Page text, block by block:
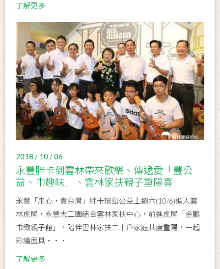
了解更多
2018 / 10 / 06
永豐胖卡到雲林帶來歡樂、傳遞愛「豐公
益、巾趣味」、雲林家扶親子重陽喜
永豐「用心，豐台灣」胖卡環島公益上週六(10/6)進入雲
林虎尾，永豐志工團結合雲林家扶中心，前進虎尾「金鵬
巾緻親子館」，陪伴雲林家扶二十戶家庭共度重陽，一起
彩繪面具‧‧‧
了解更多